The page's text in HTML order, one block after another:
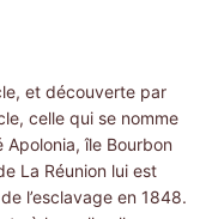
et découverte par
celle qui se nomme
île Bourbon
La Réunion lui est
l’esclavage en 1848.